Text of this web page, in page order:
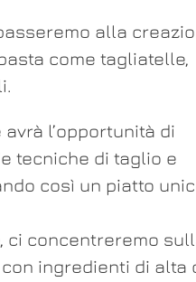
alla
come tagliatelle,
l’opportunità di
tecniche di taglio e
così un piatto
ci concentreremo
ingredienti di alta